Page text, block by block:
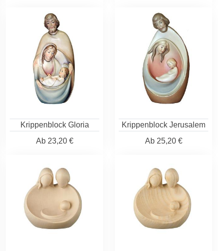
Krippenblock Gloria
Ab23,20 €
Krippenblock Jerusalem
Ab25,20 €